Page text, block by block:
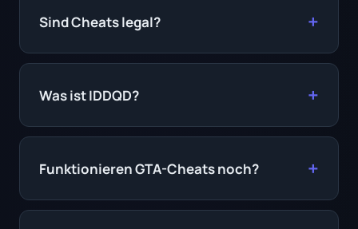
Sind Cheats legal?
Was ist IDDQD?
Funktionieren GTA-Cheats noch?